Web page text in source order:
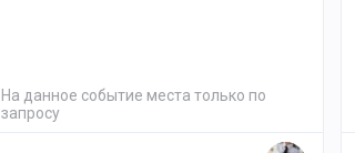
На данное событие места только по
запросу